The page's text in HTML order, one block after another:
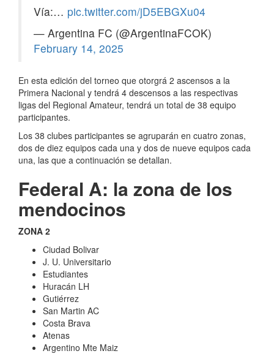
Vía:… pic.twitter.com/jD5EBGXu04
— Argentina FC (@ArgentinaFCOK)
February 14, 2025
En esta edición del torneo que otorgrá 2 ascensos a la
Primera Nacional y tendrá 4 descensos a las respectivas
ligas del Regional Amateur, tendrá un total de 38 equipo
participantes.
Los 38 clubes participantes se agruparán en cuatro zonas,
dos de diez equipos cada una y dos de nueve equipos cada
una, las que a continuación se detallan.
Federal A: la zona de los
mendocinos
ZONA 2
Ciudad Bolivar
J. U. Universitario
Estudiantes
Huracán LH
Gutiérrez
San Martin AC
Costa Brava
Atenas
Argentino Mte Maiz